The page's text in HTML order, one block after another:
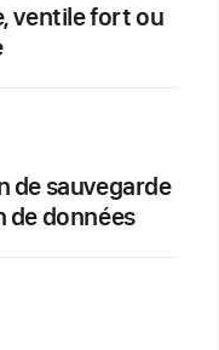
ventile fort ou
de sauvegarde
de données